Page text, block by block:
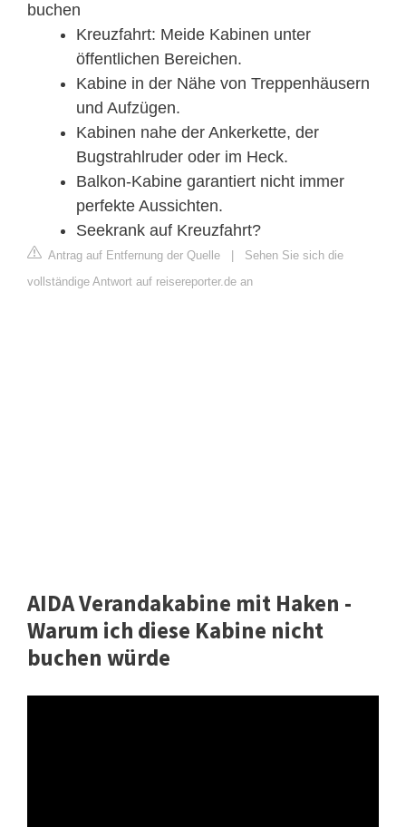
buchen
Kreuzfahrt: Meide Kabinen unter
öffentlichen Bereichen.
Kabine in der Nähe von Treppenhäusern
und Aufzügen.
Kabinen nahe der Ankerkette, der
Bugstrahlruder oder im Heck.
Balkon-Kabine garantiert nicht immer
perfekte Aussichten.
Seekrank auf Kreuzfahrt?
Antrag auf Entfernung der Quelle
Sehen Sie sich die
vollständige Antwort auf reisereporter.de an
AIDA Verandakabine mit Haken -
Warum ich diese Kabine nicht
buchen würde